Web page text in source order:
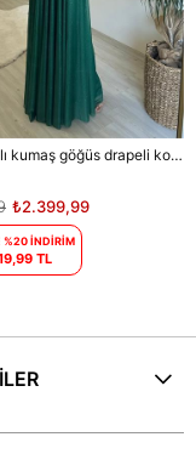
Kadın ışıltılı kumaş göğüs drapeli kolsuz elbise DPNM003
₺2.399,99
%20 İNDİRİM
TL